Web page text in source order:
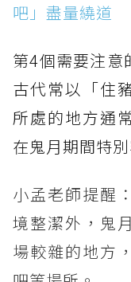
吧」盡量繞道
第4個需要注意
古代常以「住
所處的地方通
在鬼月期間特
小孟老師提醒
境整潔外，鬼
場較雜的地方